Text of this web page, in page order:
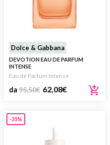
Dolce & Gabbana
DEVOTION EAU DE PARFUM
INTENSE
Eau de Parfum Intense
da 95,50€ 62,08€
-35%